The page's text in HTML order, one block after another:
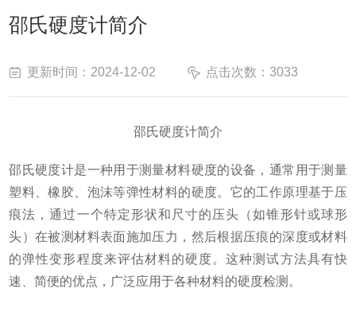
邵氏硬度计简介
更新时间：2024-12-02 点击次数：3033
邵氏硬度计简介
邵氏硬度计是一种用于测量材料硬度的设备，通常用于测量
塑料、橡胶、泡沫等弹性材料的硬度。它的工作原理基于压
痕法，通过一个特定形状和尺寸的压头（如锥形针或球形
头）在被测材料表面施加压力，然后根据压痕的深度或材料
的弹性变形程度来评估材料的硬度。这种测试方法具有快
速、简便的优点，广泛应用于各种材料的硬度检测。